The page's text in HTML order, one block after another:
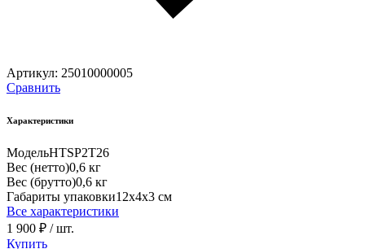
Артикул: 25010000005
Сравнить
Характеристики
МодельHTSP2T26
Вес (нетто)0,6 кг
Вес (брутто)0,6 кг
Габариты упаковки12х4х3 см
Все характеристики
1 900 ₽ / шт.
Купить